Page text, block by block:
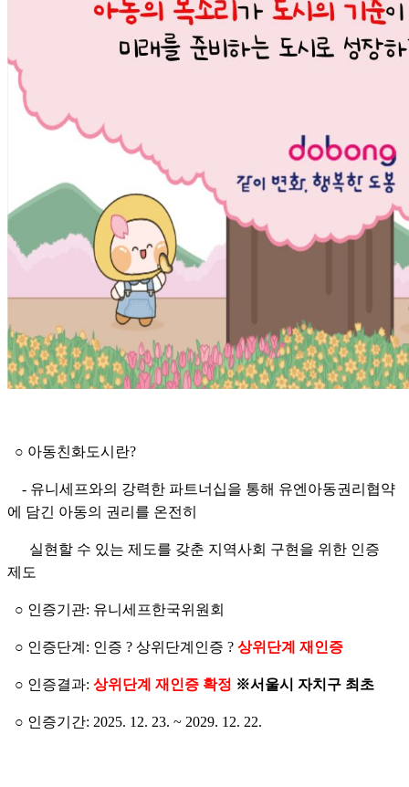
○ 아동친화도시란?
- 유니세프와의 강력한 파트너십을 통해 유엔아동권리협약
에 담긴 아동의 권리를 온전히
실현할 수 있는 제도를 갖춘 지역사회 구현을 위한 인증
제도
○ 인증기관: 유니세프한국위원회
○ 인증단계: 인증 ? 상위단계인증 ? 상위단계 재인증
○ 인증결과: 상위단계 재인증 확정 ※서울시 자치구 최초
○ 인증기간: 2025. 12. 23. ~ 2029. 12. 22.